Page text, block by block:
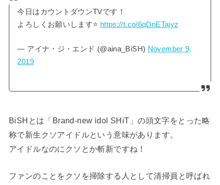
今日はカウントダウンTVです！
よろしくお願いします⭐️ https://t.co/6qDnETajyz
— アイナ・ジ・エンド (@aina_BiSH) November 9,
2019
BiSHとは 「Brand-new idol SHiT」の頭文字をとった略
称で新生クソアイドルという意味があります。
アイドルなのにクソとか斬新ですね！
ファンのことをクソを掃除する人として清掃員と呼ばれ